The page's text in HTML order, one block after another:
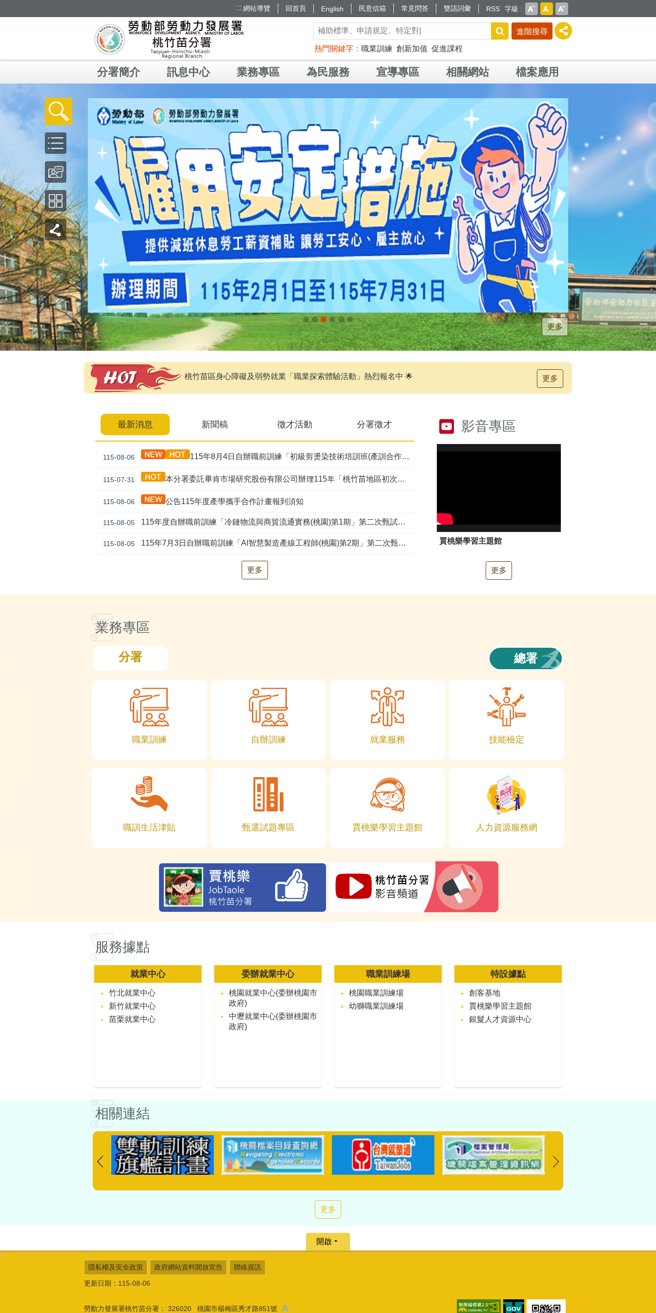
::: 網站導覽 回首頁 English 民意信箱 常見問答 雙語詞彙 RSS 字級
進階搜尋
熱門關鍵字 職業訓練 創新加值 促進課程
分署簡介 訊息中心 業務專區 為民服務 宣導專區 相關網站 檔案應用
:::
更多
桃竹苗區身心障礙及弱勢就業「職業探索體驗活動」熱烈報名中 🌟 更多
最新消息 新聞稿 徵才活動 分署徵才
115-08-06 115年8月4日自辦職前訓練「初級剪燙染技術培訓班(產訓合作)第1期」甄試錄取公告
115-07-31 本分署委託畢肯市場研究股份有限公司辦理115年「桃竹苗地區初次尋職青年求職歷程調查」，敬請收到調查簡訊青年多加協助配合。
115-08-06 公告115年度產學攜手合作計畫報到須知
115-08-05 115年度自辦職前訓練「冷鏈物流與商貿流通實務(桃園)第1期」第二次甄試資訊公告
115-08-05 115年7月3日自辦職前訓練「AI智慧製造產線工程師(桃園)第2期」第二次甄試錄取公告
更多
影音專區
賈桃樂學習主題館
更多
業務專區
分署 總署
職業訓練 自辦訓練 就業服務 技能檢定
職訓生活津貼 甄選試題專區 賈桃樂學習主題館 人力資源服務網
服務據點
就業中心
竹北就業中心
新竹就業中心
苗栗就業中心
委辦就業中心
桃園就業中心(委辦桃園市
政府)
中壢就業中心(委辦桃園市
政府)
職業訓練場
桃園職業訓練場
幼獅職業訓練場
特設據點
創客基地
賈桃樂學習主題館
銀髮人才資源中心
相關連結
更多
:::
開啟
隱私權及安全政策 政府網站資料開放宣告 聯絡資訊
更新日期：115-08-06
勞動力發展署桃竹苗分署： 326020 桃園市楊梅區秀才路851號